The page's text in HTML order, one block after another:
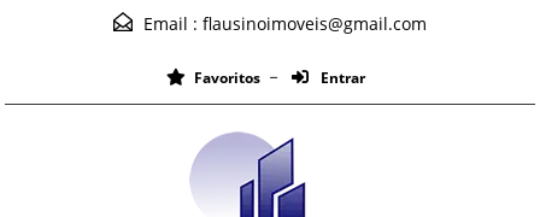
Email : flausinoimoveis@gmail.com
Favoritos Entrar